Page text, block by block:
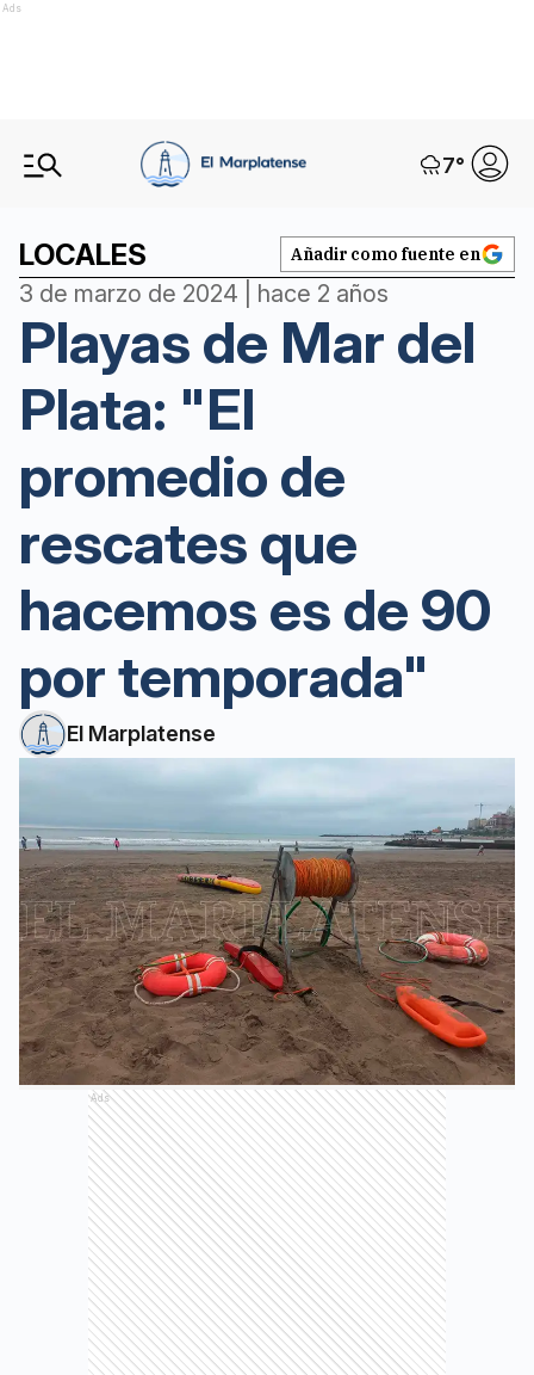
Ads
7°
LOCALES Añadir como fuente en
3 de marzo de 2024 | hace 2 años
Playas de Mar del
Plata: "El
promedio de
rescates que
hacemos es de 90
por temporada"
El Marplatense
Ads